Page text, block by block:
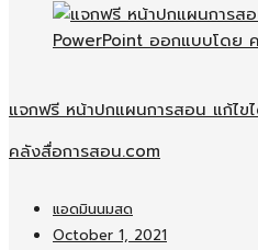
แจกฟรี หน้าปกแผนการสอน แก้ไ
คลังสื่อการสอน.com
แอดมินนมสด
October 1, 2021